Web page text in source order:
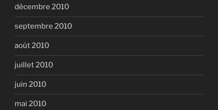
décembre 2010
septembre 2010
août 2010
juillet 2010
juin 2010
mai 2010